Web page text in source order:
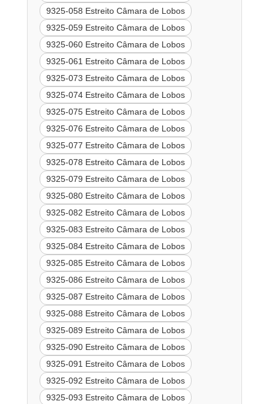
9325-058 Estreito Câmara de Lobos
9325-059 Estreito Câmara de Lobos
9325-060 Estreito Câmara de Lobos
9325-061 Estreito Câmara de Lobos
9325-073 Estreito Câmara de Lobos
9325-074 Estreito Câmara de Lobos
9325-075 Estreito Câmara de Lobos
9325-076 Estreito Câmara de Lobos
9325-077 Estreito Câmara de Lobos
9325-078 Estreito Câmara de Lobos
9325-079 Estreito Câmara de Lobos
9325-080 Estreito Câmara de Lobos
9325-082 Estreito Câmara de Lobos
9325-083 Estreito Câmara de Lobos
9325-084 Estreito Câmara de Lobos
9325-085 Estreito Câmara de Lobos
9325-086 Estreito Câmara de Lobos
9325-087 Estreito Câmara de Lobos
9325-088 Estreito Câmara de Lobos
9325-089 Estreito Câmara de Lobos
9325-090 Estreito Câmara de Lobos
9325-091 Estreito Câmara de Lobos
9325-092 Estreito Câmara de Lobos
9325-093 Estreito Câmara de Lobos